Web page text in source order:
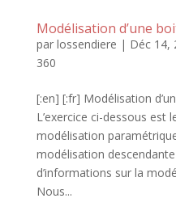
Modélisation d’une
par lossendiere | Déc 14,
360
[:en] [:fr] Modélisation
L’exercice ci-dessous est
modélisation
modélisation
d’informations sur la
Nous...